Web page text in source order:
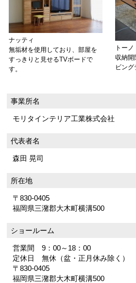
ナッティ
無垢材を使用しており、部屋を
すっきりと見せるTVボードで
す。
トーノ
収納開
ビング
事業所名
モリタインテリア工業株式会社
代表者名
森田 晃司
所在地
〒830-0405
福岡県三潴郡大木町横溝500
ショールーム
営業間 9：00～18：00
定休日 無休（盆・正月休み除く）
〒830-0405
福岡県三潴郡大木町横溝500